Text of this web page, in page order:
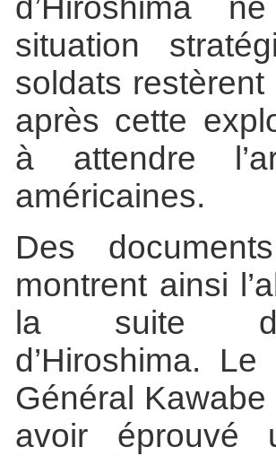
d’Hiroshima
situation
soldats
après cette
à attendre
américaines.
Des
montrent ainsi
la suite du
d’Hiroshima.
Général
avoir éprouvé